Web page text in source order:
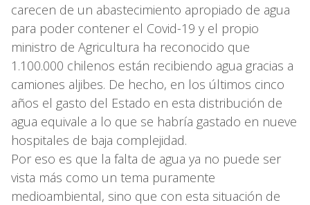
carecen de un abastecimiento apropiado de agua
para poder contener el Covid-19 y el propio
ministro de Agricultura ha reconocido que
1.100.000 chilenos están recibiendo agua gracias a
camiones aljibes. De hecho, en los últimos cinco
años el gasto del Estado en esta distribución de
agua equivale a lo que se habría gastado en nueve
hospitales de baja complejidad.
Por eso es que la falta de agua ya no puede ser
vista más como un tema puramente
medioambiental, sino que con esta situación de